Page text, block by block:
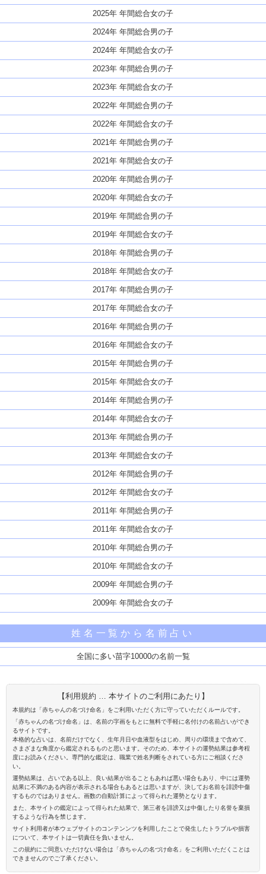
2025年 年間総合女の子
2024年 年間総合男の子
2024年 年間総合女の子
2023年 年間総合男の子
2023年 年間総合女の子
2022年 年間総合男の子
2022年 年間総合女の子
2021年 年間総合男の子
2021年 年間総合女の子
2020年 年間総合男の子
2020年 年間総合女の子
2019年 年間総合男の子
2019年 年間総合女の子
2018年 年間総合男の子
2018年 年間総合女の子
2017年 年間総合男の子
2017年 年間総合女の子
2016年 年間総合男の子
2016年 年間総合女の子
2015年 年間総合男の子
2015年 年間総合女の子
2014年 年間総合男の子
2014年 年間総合女の子
2013年 年間総合男の子
2013年 年間総合女の子
2012年 年間総合男の子
2012年 年間総合女の子
2011年 年間総合男の子
2011年 年間総合女の子
2010年 年間総合男の子
2010年 年間総合女の子
2009年 年間総合男の子
2009年 年間総合女の子
姓名一覧から名前占い
全国に多い苗字10000の名前一覧
【利用規約 … 本サイトのご利用にあたり】
本規約は「赤ちゃんの名づけ命名」をご利用いただく方に守っていただくルールです。
「赤ちゃんの名づけ命名」は、名前の字画をもとに無料で手軽に名付けの名前占いができ
るサイトです。
本格的な占いは、名前だけでなく、生年月日や血液型をはじめ、周りの環境まで含めて、
さまざまな角度から鑑定されるものと思います。そのため、本サイトの運勢結果は参考程
度にお読みください。専門的な鑑定は、職業で姓名判断をされている方にご相談くださ
い。
運勢結果は、占いである以上、良い結果が出ることもあれば悪い場合もあり、中には運勢
結果に不満のある内容が表示される場合もあるとは思いますが、決してお名前を誹謗中傷
するものではありません。画数の自動計算によって得られた運勢となります。
また、本サイトの鑑定によって得られた結果で、第三者を誹謗又は中傷したり名誉を棄損
するような行為を禁じます。
サイト利用者が本ウェブサイトのコンテンンツを利用したことで発生したトラブルや損害
について、本サイトは一切責任を負いません。
この規約にご同意いただけない場合は「赤ちゃんの名づけ命名」をご利用いただくことは
できませんのでご了承ください。